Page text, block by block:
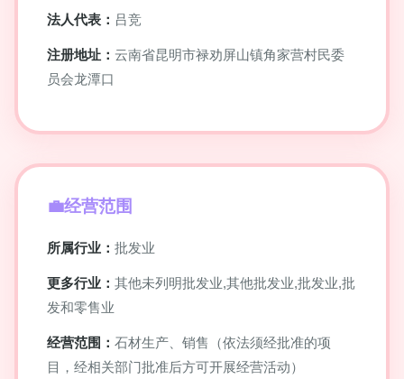
法人代表： 吕竞
注册地址： 云南省昆明市禄劝屏山镇角家营村民委
员会龙潭口
经营范围
所属行业： 批发业
更多行业： 其他未列明批发业,其他批发业,批发业,批
发和零售业
经营范围： 石材生产、销售（依法须经批准的项
目，经相关部门批准后方可开展经营活动）